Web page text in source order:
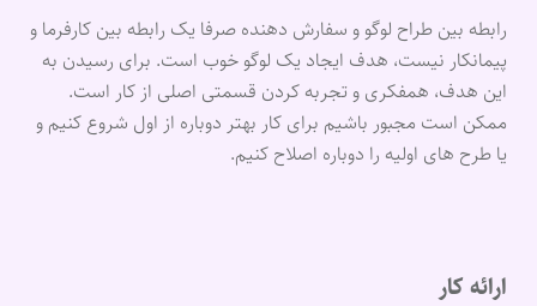
رابطه بین طراح لوگو و سفارش دهنده صرفا یک رابطه بین کارفرما و
پیمانکار نیست، هدف ایجاد یک لوگو خوب است. برای رسیدن به
این هدف، همفکری و تجربه کردن قسمتی اصلی از کار است.
ممکن است مجبور باشیم برای کار بهتر دوباره از اول شروع کنیم و
یا طرح های اولیه را دوباره اصلاح کنیم.
ارائه کار